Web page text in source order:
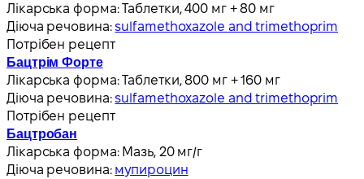
Лікарська форма:Таблетки, 400 мг + 80 мг
Діюча речовина:sulfamethoxazole and trimethoprim
Потрібен рецепт
Бацтрім Форте
Лікарська форма:Таблетки, 800 мг + 160 мг
Діюча речовина:sulfamethoxazole and trimethoprim
Потрібен рецепт
Бацтробан
Лікарська форма: Мазь, 20 мг/г
Діюча речовина: мупироцин